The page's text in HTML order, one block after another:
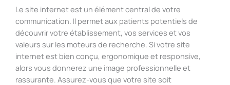
Le site internet est un élément central de votre
communication. Il permet aux patients potentiels de
découvrir votre établissement, vos services et vos
valeurs sur les moteurs de recherche. Si votre site
internet est bien conçu, ergonomique et responsive,
alors vous donnerez une image professionnelle et
rassurante. Assurez-vous que votre site soit